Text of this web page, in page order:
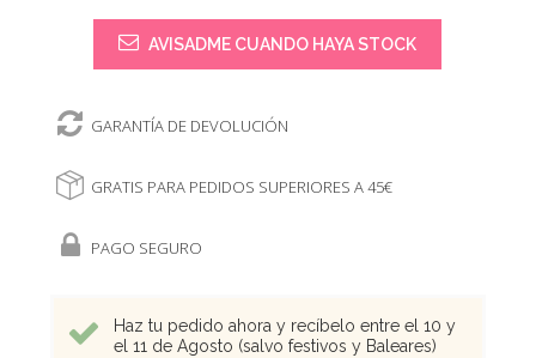
AVISADME CUANDO HAYA STOCK
GARANTÍA DE DEVOLUCIÓN
GRATIS PARA PEDIDOS SUPERIORES A 45€
PAGO SEGURO
Haz tu pedido ahora y recíbelo entre el 10 y
el 11 de Agosto (salvo festivos y Baleares)